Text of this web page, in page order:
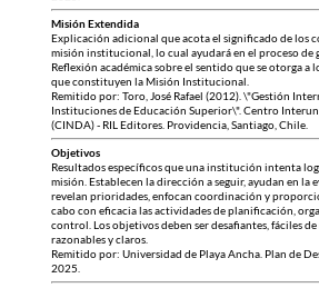
Misión Extendida
Explicación adicional que acota el significado de los
misión institucional, lo cual ayudará en el proceso de
Reflexión académica sobre el sentido que se otorga a
que constituyen la Misión Institucional.
Remitido por: Toro, José Rafael (2012). \"Gestión
Instituciones de Educación Superior\". Centro
(CINDA) - RIL Editores. Providencia, Santiago, Chile.
Objetivos
Resultados específicos que una institución intenta
misión. Establecen la dirección a seguir, ayudan en la
revelan prioridades, enfocan coordinación y
cabo con eficacia las actividades de planificación,
control. Los objetivos deben ser desafiantes, fáciles de
razonables y claros.
Remitido por: Universidad de Playa Ancha. Plan de
2025.